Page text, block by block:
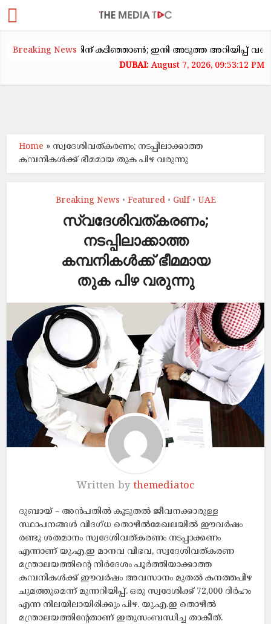
Breaking Newsകടിഞ്ഞാൺ; ഇനി അടുത്ത അറിയിപ്പ് വരെ
August 7, 2026, 09:53:12 PM
Home » സ്വദേശിവത്കരണം; നടപ്പിലാക്കാത്ത
കമ്പനികൾക്ക് ഭീമമായ തുക പിഴ വരുന്നു
Breaking News • Featured • Gulf • UAE
സ്വദേശിവത്കരണം;
നടപ്പിലാക്കാത്ത
കമ്പനികൾക്ക് ഭീമമായ
തുക പിഴ വരുന്നു
Written by themediatoc
ദുബായ് – അൻപതിൽ കൂടുതൽ ജീവനക്കാരുള്ള
സ്ഥാപനങ്ങൾ വിദഗ്ധ തൊഴിൽമേഖലയിൽ ഈവർഷം
രണ്ടു ശതമാനം സ്വദേശിവത്കരണം നടപ്പാക്കണം
എന്നാണ് യു.എ.ഇ മാനവ വിഭവ, സ്വദേശിവത്കരണ
മന്ത്രാലയത്തിന്‍റെ നിർദേശം പൂർത്തിയാക്കാത്ത
കമ്പനികൾക്ക് ഈവർഷം അവസാനം മുതൽ കനത്തപിഴ
ചുമത്തുമെന്ന് മുന്നറിയിപ്പ്. ഒരു സ്വദേശിക്ക് 72,000 ദിർഹം
എന്ന നിലയിലായിരിക്കും പിഴ. യു.എ.ഇ തൊഴിൽ
മന്ത്രാലയത്തിന്റേതാണ് ഇതുസംബന്ധിച്ച താകീത്.